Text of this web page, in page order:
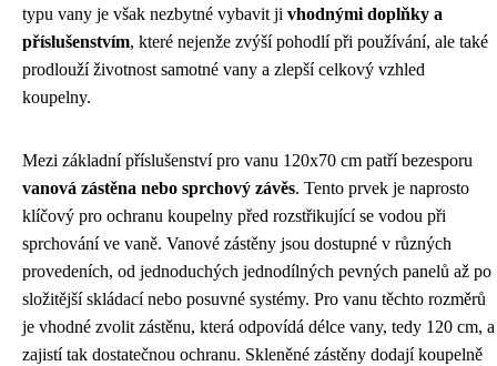
typu vany je však nezbytné vybavit ji vhodnými doplňky a
příslušenstvím, které nejenže zvýší pohodlí při používání, ale také
prodlouží životnost samotné vany a zlepší celkový vzhled
koupelny.
Mezi základní příslušenství pro vanu 120x70 cm patří bezesporu
vanová zástěna nebo sprchový závěs. Tento prvek je naprosto
klíčový pro ochranu koupelny před rozstřikující se vodou při
sprchování ve vaně. Vanové zástěny jsou dostupné v různých
provedeních, od jednoduchých jednodílných pevných panelů až po
složitější skládací nebo posuvné systémy. Pro vanu těchto rozměrů
je vhodné zvolit zástěnu, která odpovídá délce vany, tedy 120 cm, a
zajistí tak dostatečnou ochranu. Skleněné zástěny dodají koupelně